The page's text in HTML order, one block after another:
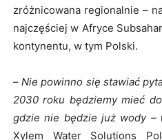
zróżnicowana regionalnie –
najczęściej w Afryce
kontynentu, w tym Polski.
–Nie powinno się stawiać
2030 roku będziemy mieć
gdzie nie będzie już wody –
Xylem Water Solutions